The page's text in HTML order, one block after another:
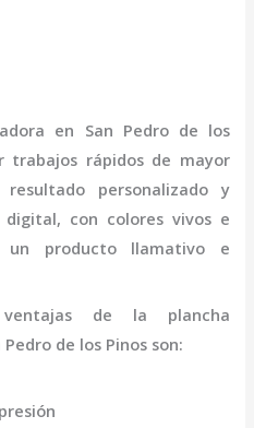
en San Pedro de los
trabajos rápidos de mayor
personalizado y
con colores vivos e
un producto llamativo e
ventajas de la plancha
Pedro de los Pinos son: